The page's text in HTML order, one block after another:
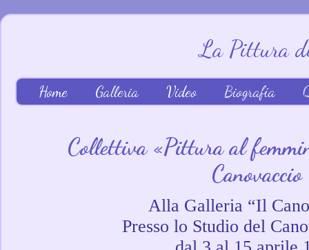
La Pittura
Home Galleria Video Biografia
Collettiva «Pittura al
Canovaccio
Alla Galleria “Il
Presso lo Studio del